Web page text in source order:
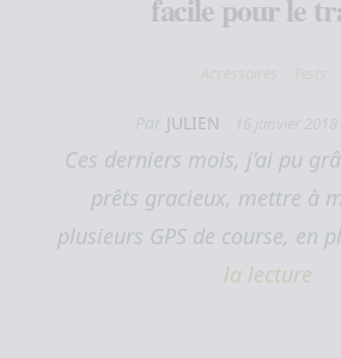
facile pour le
Accessoires Tests
JULIEN
Ces derniers mois, j’ai pu
prêts gracieux, mettre à
plusieurs GPS de course, en
la lecture